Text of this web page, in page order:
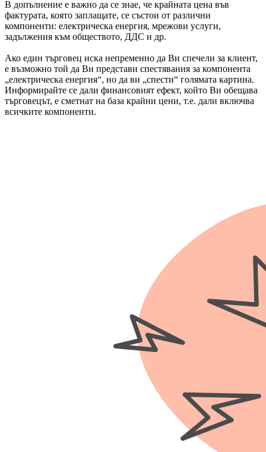
В допълнение е важно да се знае, че крайната цена във
фактурата, която заплащате, се състои от различни
компоненти: електрическа енергия, мрежови услуги,
задължения към обществото, ДДС и др.
Ако един търговец иска непременно да Ви спечели за клиент,
е възможно той да Ви представи спестявания за компонента
„електрическа енергия“, но да ви „спести“ голямата картина.
Информирайте се дали финансовият ефект, който Ви обещава
търговецът, е сметнат на база крайни цени, т.е. дали включва
всичките компоненти.